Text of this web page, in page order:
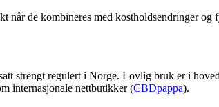
når de kombineres med kostholdsendringer og
strengt regulert i Norge. Lovlig bruk er i
internasjonale nettbutikker (CBDpappa).